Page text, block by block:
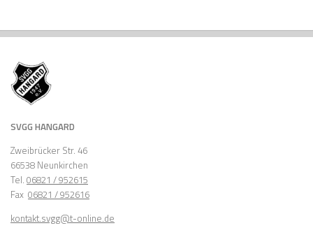
SVGG HANGARD
Zweibrücker Str. 46
66538 Neunkirchen
Tel. 06821 / 952615
Fax 06821 / 952616
kontakt.svgg@t-online.de